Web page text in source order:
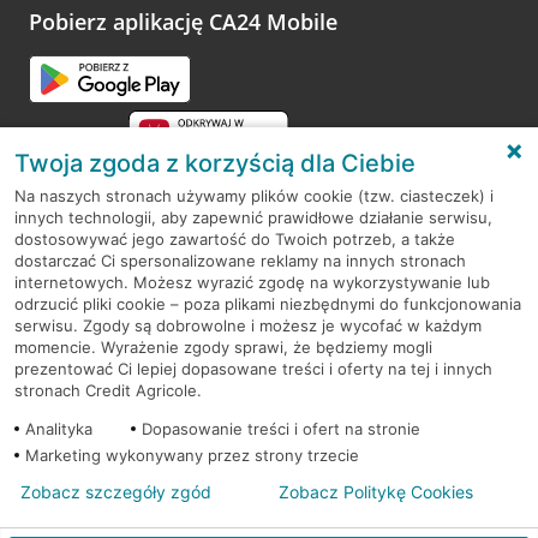
opinie.
Pobierz aplikację CA24 Mobile
RODO
Regulamin serwisu
Mapa serwisu
PolitykaCookies
© 2026 Credit Agricole Bank Polska S.A. Wszelkie prawa zastrzeżone
Twoja zgoda z korzyścią dla Ciebie
Na naszych stronach używamy plików cookie (tzw. ciasteczek) i
innych technologii, aby zapewnić prawidłowe działanie serwisu,
dostosowywać jego zawartość do Twoich potrzeb, a także
dostarczać Ci spersonalizowane reklamy na innych stronach
internetowych. Możesz wyrazić zgodę na wykorzystywanie lub
odrzucić pliki cookie – poza plikami niezbędnymi do funkcjonowania
serwisu. Zgody są dobrowolne i możesz je wycofać w każdym
momencie. Wyrażenie zgody sprawi, że będziemy mogli
prezentować Ci lepiej dopasowane treści i oferty na tej i innych
stronach Credit Agricole.
Analityka
Dopasowanie treści i ofert na stronie
Marketing wykonywany przez strony trzecie
Zobacz szczegóły zgód Zobacz Politykę Cookies